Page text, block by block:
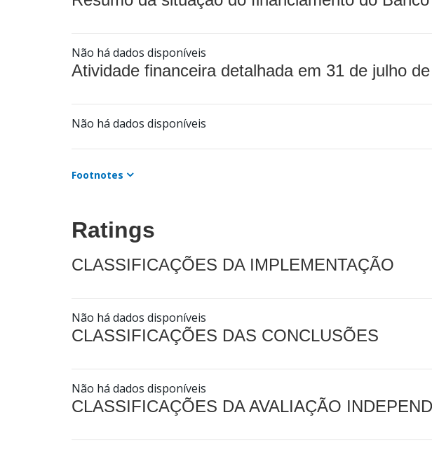
Não há dados disponíveis
Atividade financeira detalhada em 31 de julho
Não há dados disponíveis
Footnotes
Ratings
CLASSIFICAÇÕES DA IMPLEMENTAÇÃO
Não há dados disponíveis
CLASSIFICAÇÕES DAS CONCLUSÕES
Não há dados disponíveis
CLASSIFICAÇÕES DA AVALIAÇÃO